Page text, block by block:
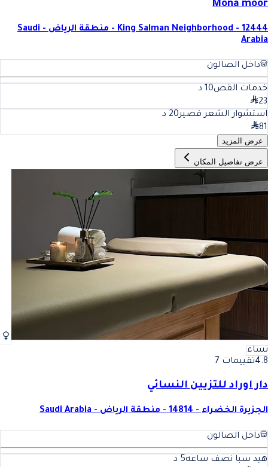
Mona moor
King Salman Neighborhood - 12444 - منطقة الرياض - Saudi
Arabia
داخل الصالون
خدمات القص10 د
23
استشوار الشعر قصير20 د
81
عرض المزيد
عرض تفاصيل المكان
نساء
4.8تقييمات 7
دار اوراد للتزيين النسائي
الجزيرة الخضراء - 14814 - منطقة الرياض - Saudi Arabia
داخل الصالون
هيد سبا نصف ساعه5 د